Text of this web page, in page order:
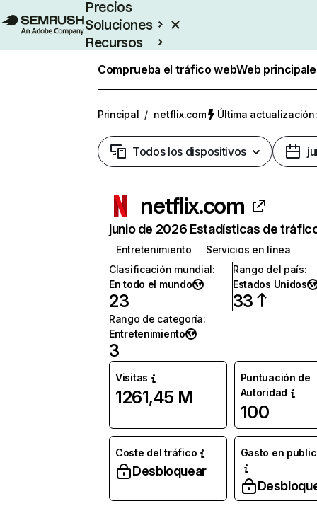
Precios
Soluciones
Recursos
Comprueba el tráfico webWeb
Principal / netflix.com Última
Todos los dispositivos
netflix.com
junio de 2026 Estadísticas de
Entretenimiento
Servicios en línea
Clasificación mundial:
En todo el mundo
23
Rango del país:
Estados Unidos
33
Rango de categoría:
Entretenimiento
3
Visitas
1261,45 M
Puntuación de
Autoridad
100
Coste del tráfico
Desbloquear
Gasto en